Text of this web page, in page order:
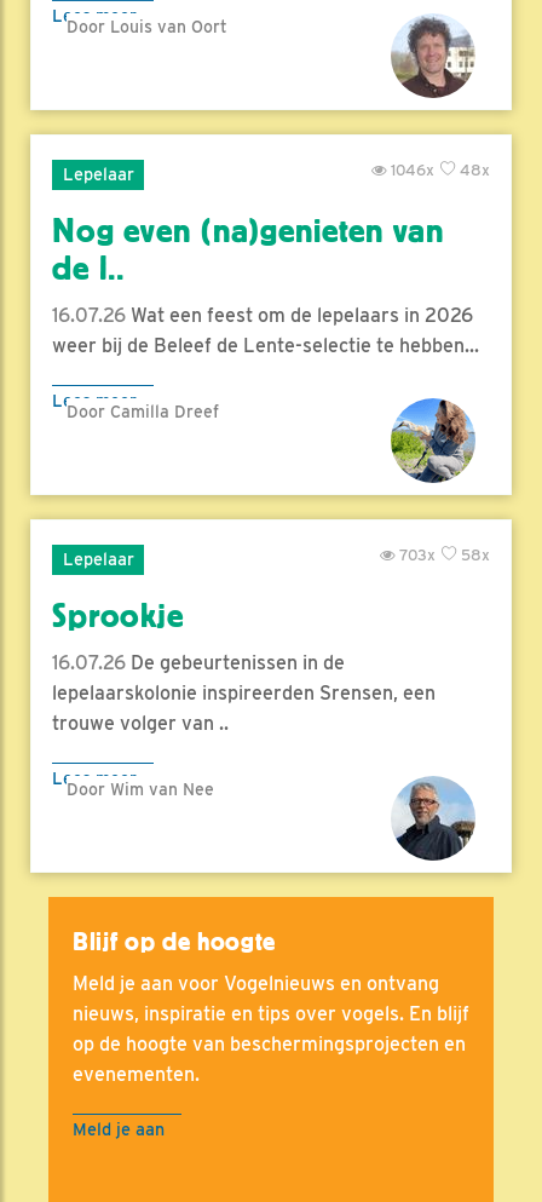
Lees meer
Door Louis van Oort
Lepelaar 48x
1046x
Nog even (na)genieten van
de l..
16.07.26 Wat een feest om de lepelaars in 2026
weer bij de Beleef de Lente-selectie te hebben...
Lees meer
Door Camilla Dreef
Lepelaar 58x
703x
Sprookje
16.07.26 De gebeurtenissen in de
lepelaarskolonie inspireerden Srensen, een
trouwe volger van ..
Lees meer
Door Wim van Nee
Blijf op de hoogte
Meld je aan voor Vogelnieuws en ontvang
nieuws, inspiratie en tips over vogels. En blijf
op de hoogte van beschermingsprojecten en
evenementen.
Meld je aan